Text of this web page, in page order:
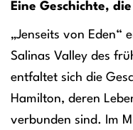
Eine Geschichte,
„Jenseits von Eden“
Salinas Valley des
entfaltet sich die
Hamilton, deren
verbunden sind. Im